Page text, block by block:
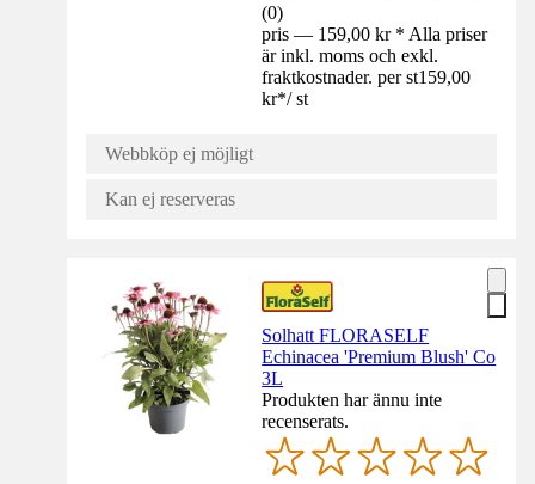
(0)
pris — 159,00 kr * Alla priser
är inkl. moms och exkl.
fraktkostnader. per st159,00
kr*/ st
Webbköp ej möjligt
Kan ej reserveras
Solhatt FLORASELF
Echinacea 'Premium Blush' Co
3L
Produkten har ännu inte
recenserats.